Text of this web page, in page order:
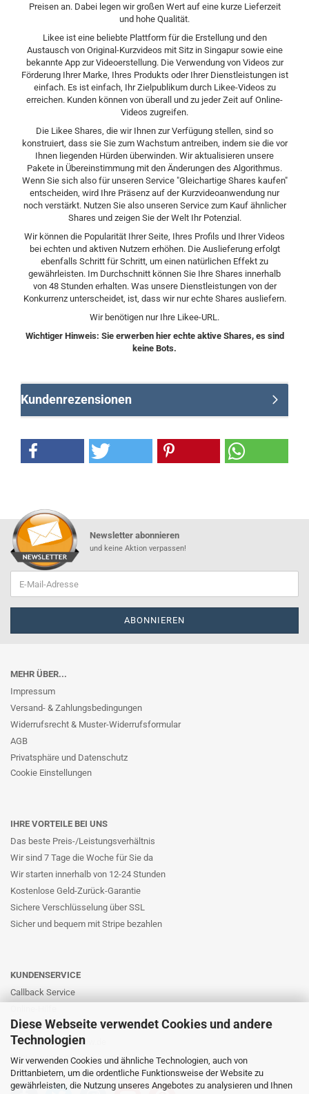
Diese Webseite verwendet Cookies und andere
Technologien
Wir verwenden Cookies und ähnliche Technologien, auch von
Drittanbietern, um die ordentliche Funktionsweise der Website zu
gewährleisten, die Nutzung unseres Angebotes zu analysieren und Ihnen
Preisen an. Dabei legen wir großen Wert auf eine kurze Lieferzeit
und hohe Qualität.
Likee ist eine beliebte Plattform für die Erstellung und den
Austausch von Original-Kurzvideos mit Sitz in Singapur sowie eine
bekannte App zur Videoerstellung. Die Verwendung von Videos zur
Förderung Ihrer Marke, Ihres Produkts oder Ihrer Dienstleistungen ist
einfach. Es ist einfach, Ihr Zielpublikum durch Likee-Videos zu
erreichen. Kunden können von überall und zu jeder Zeit auf Online-
Videos zugreifen.
Die Likee Shares, die wir Ihnen zur Verfügung stellen, sind so
konstruiert, dass sie Sie zum Wachstum antreiben, indem sie die vor
Ihnen liegenden Hürden überwinden. Wir aktualisieren unsere
Pakete in Übereinstimmung mit den Änderungen des Algorithmus.
Wenn Sie sich also für unseren Service "Gleichartige Shares kaufen"
entscheiden, wird Ihre Präsenz auf der Kurzvideoanwendung nur
noch verstärkt. Nutzen Sie also unseren Service zum Kauf ähnlicher
Shares und zeigen Sie der Welt Ihr Potenzial.
Wir können die Popularität Ihrer Seite, Ihres Profils und Ihrer Videos
bei echten und aktiven Nutzern erhöhen. Die Auslieferung erfolgt
ebenfalls Schritt für Schritt, um einen natürlichen Effekt zu
gewährleisten. Im Durchschnitt können Sie Ihre Shares innerhalb
von 48 Stunden erhalten. Was unsere Dienstleistungen von der
Konkurrenz unterscheidet, ist, dass wir nur echte Shares ausliefern.
Wir benötigen nur Ihre Likee-URL.
Wichtiger Hinweis: Sie erwerben hier echte aktive Shares, es sind
keine Bots.
Kundenrezensionen
Newsletter abonnieren
und keine Aktion verpassen!
MEHR ÜBER...
Impressum
Versand- & Zahlungsbedingungen
Widerrufsrecht & Muster-Widerrufsformular
AGB
Privatsphäre und Datenschutz
Cookie Einstellungen
IHRE VORTEILE BEI UNS
Das beste Preis-/Leistungsverhältnis
Wir sind 7 Tage die Woche für Sie da
Wir starten innerhalb von 12-24 Stunden
Kostenlose Geld-Zurück-Garantie
Sichere Verschlüsselung über SSL
Sicher und bequem mit Stripe bezahlen
KUNDENSERVICE
Callback Service
Kontaktformular
E-Mail: info@likernow.de
Skype Live Support
Ihre Meinung und Ideen